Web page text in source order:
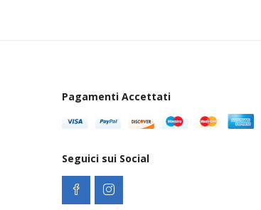
Pagamenti Accettati
Seguici sui Social